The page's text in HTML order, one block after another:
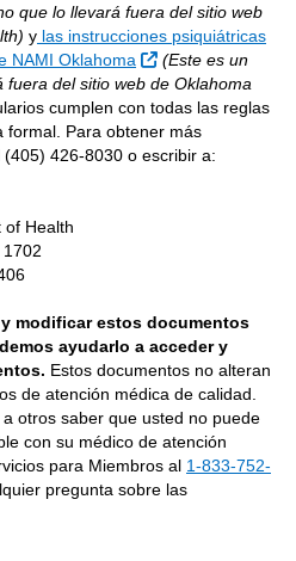
que lo llevará fuera del sitio web
y las instrucciones psiquiátricas
NAMI Oklahoma
Sitio Externo
(Este es un
del sitio web de Oklahoma
cumplen con todas las reglas
formal. Para obtener más
426-8030 o escribir a:
of Health
modificar estos documentos
ayudarlo a acceder y
Estos documentos no alteran
de atención médica de calidad.
otros saber que usted no puede
con su médico de atención
para Miembros al 1-833-752-
pregunta sobre las